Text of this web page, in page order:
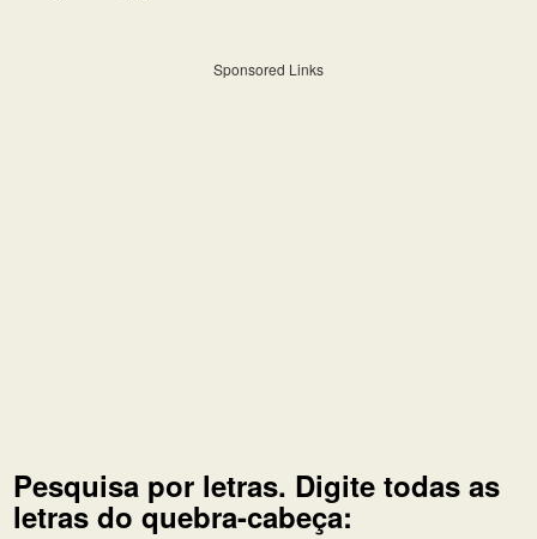
Sponsored Links
Pesquisa por letras. Digite todas as
letras do quebra-cabeça: